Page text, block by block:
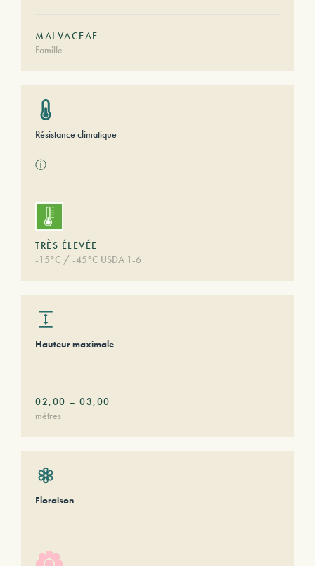
MALVACEAE
Famille
Résistance climatique
ⓘ
TRÈS ÉLEVÉE
-15°C / -45°C USDA 1-6
Hauteur maximale
02,00 – 03,00
mètres
Floraison